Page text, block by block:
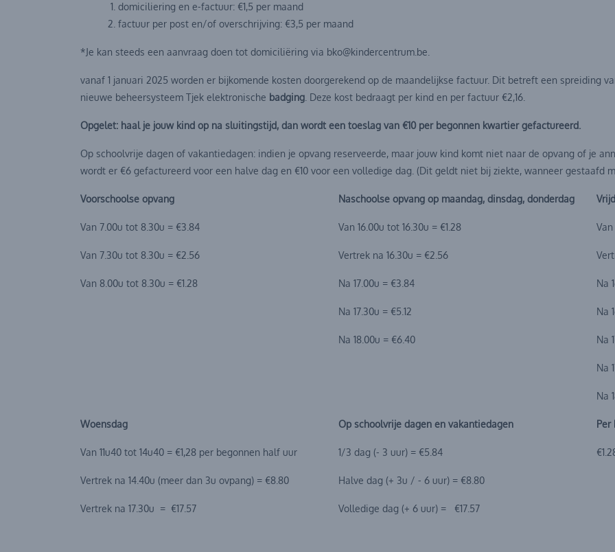
domiciliering en e-factuur: €1,5 per maand
factuur per post en/of overschrijving: €3,5 per maand
*Je kan steeds een aanvraag doen tot domiciliëring via bko@kindercentrum.be.
vanaf 1 januari 2025 worden er bijkomende kosten doorgerekend op de maandelijkse factuur. Dit betreft een spreiding
nieuwe beheersysteem Tjek elektronische badging . Deze kost bedraagt per kind en per factuur €2,16.
Opgelet: haal je jouw kind op na sluitingstijd, dan wordt een toeslag van €10 per begonnen kwartier gefactureerd.
Op schoolvrije dagen of vakantiedagen: indien je opvang reserveerde, maar jouw kind komt niet naar de opvang of je
wordt er €6 gefactureerd voor een halve dag en €10 voor een volledige dag. (Dit geldt niet bij ziekte, wanneer gestaafd
Voorschoolse opvang
Van 7.00u tot 8.30u = €3.84
Van 7.30u tot 8.30u = €2.56
Van 8.00u tot 8.30u = €1.28
Naschoolse opvang op maandag, dinsdag, donderdag
Van 16.00u tot 16.30u = €1.28
Vertrek na 16.30u = €2.56
Na 17.00u = €3.84
Na 17.30u = €5.12
Na 18.00u = €6.40
Van
Na
Na
Na
Na
Na
Woensdag
Van 11u40 tot 14u40 = €1,28 per begonnen half uur
Vertrek na 14.40u (meer dan 3u ovpang) = €8.80
Vertrek na 17.30u = €17.57
Op schoolvrije dagen en vakantiedagen
1/3 dag (- 3 uur) = €5.84
Halve dag (+ 3u / - 6 uur) = €8.80
Volledige dag (+ 6 uur) = €17.57
Per